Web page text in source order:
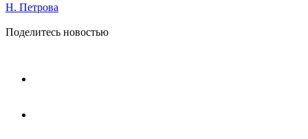
Н. Петрова
Поделитесь новостью